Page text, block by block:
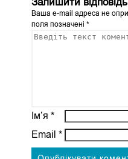
Ваша e-mail адреса не
поля позначені *
Ім’я *
Email *